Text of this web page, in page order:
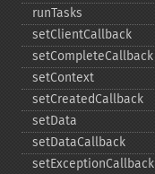
runTasks
setClientCallback
setCompleteCallback
setContext
setCreatedCallback
setData
setDataCallback
setExceptionCallback